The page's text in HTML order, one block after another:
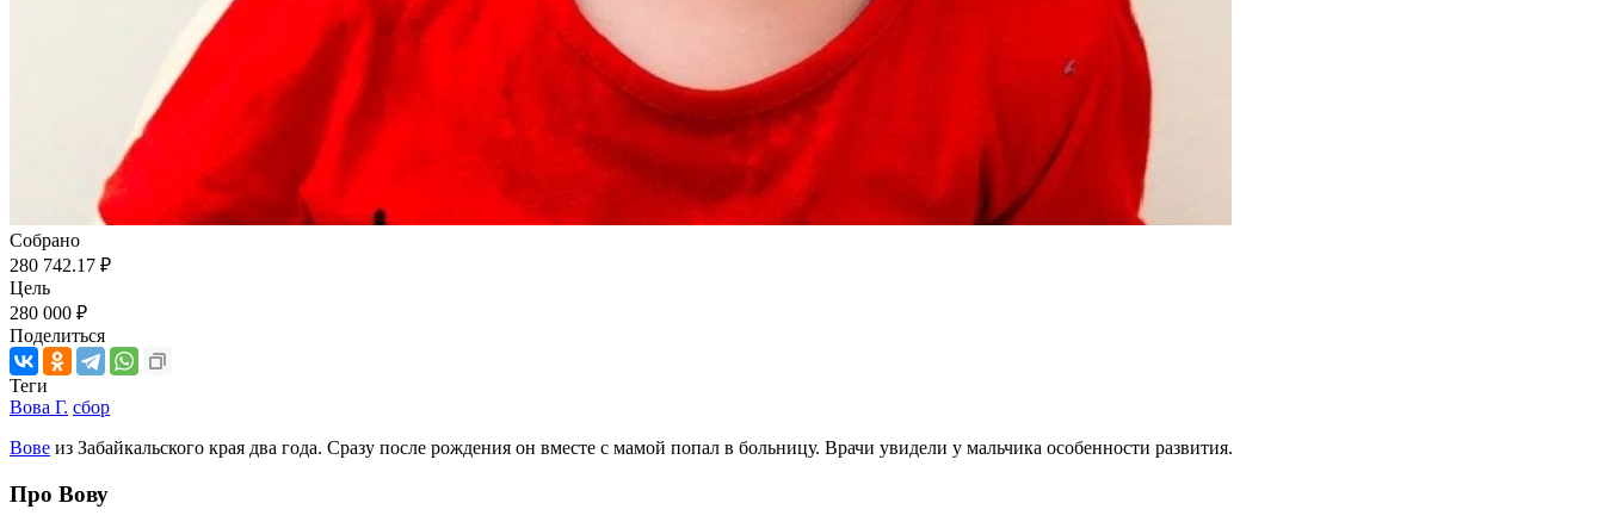
Собрано
280 742.17 ₽
Цель
280 000 ₽
Поделиться
Теги
Вова Г. сбор
Вове из Забайкальского края два года. Сразу после рождения он вместе с мамой попал в больницу. Врачи увидели у мальчика особенности развития.
Про Вову